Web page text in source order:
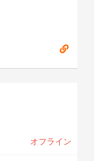
オフライン